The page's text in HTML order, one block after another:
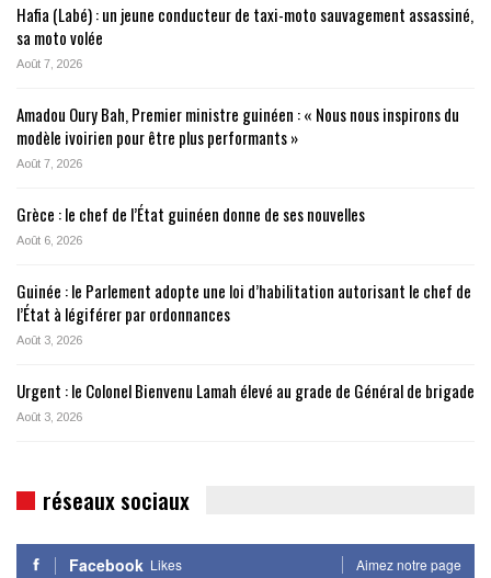
Hafia (Labé) : un jeune conducteur de taxi-moto sauvagement assassiné,
sa moto volée
Août 7, 2026
Amadou Oury Bah, Premier ministre guinéen : « Nous nous inspirons du
modèle ivoirien pour être plus performants »
Août 7, 2026
Grèce : le chef de l’État guinéen donne de ses nouvelles
Août 6, 2026
Guinée : le Parlement adopte une loi d’habilitation autorisant le chef de
l’État à légiférer par ordonnances
Août 3, 2026
Urgent : le Colonel Bienvenu Lamah élevé au grade de Général de brigade
Août 3, 2026
réseaux sociaux
Facebook Likes Aimez notre page